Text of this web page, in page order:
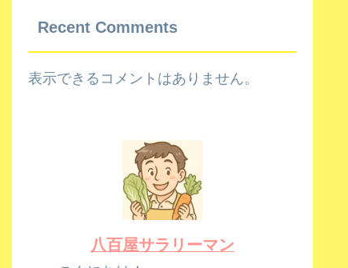
Recent Comments
表示できるコメントはありません。
八百屋サラリーマン